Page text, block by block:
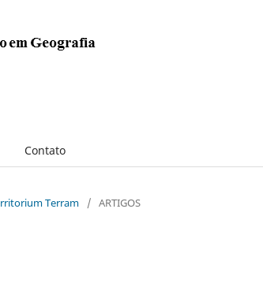
Contato
Terram / ARTIGOS